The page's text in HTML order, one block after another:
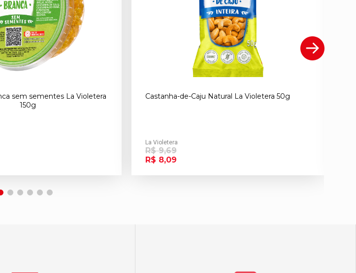
sem sementes La Violetera
150g
Castanha-de-Caju Natural La Violetera 50g
La Violetera
R$ 9,69
R$ 8,09